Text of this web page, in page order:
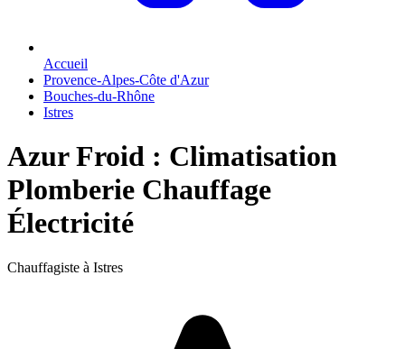
Accueil
Provence-Alpes-Côte d'Azur
Bouches-du-Rhône
Istres
Azur Froid : Climatisation
Plomberie Chauffage
Électricité
Chauffagiste à Istres